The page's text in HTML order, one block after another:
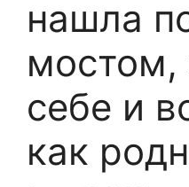
нашла
мостом,
себе и
как